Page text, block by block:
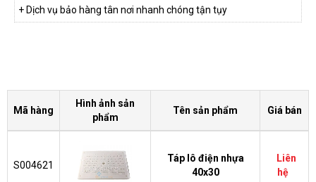
+ Dịch vụ bảo hàng tân nơi nhanh chóng tận tụy
Mã hàng
Hình ảnh sản
phẩm
Tên sản phẩm Giá bán
S004621
Táp lô điện nhựa
40x30
Liên
hệ